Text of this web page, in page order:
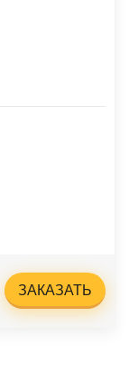
ЗАКАЗАТЬ